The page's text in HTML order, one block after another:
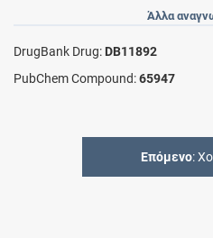
Άλλα
DrugBank Drug: DB11892
PubChem Compound:65947
Επόμενο: